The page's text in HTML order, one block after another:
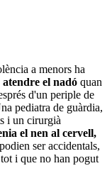
a menors ha
el nadó quan
d'un periple de
pediatra de guàrdia,
i un cirurgià
el nen al cervell,
ser accidentals,
i que no han pogut